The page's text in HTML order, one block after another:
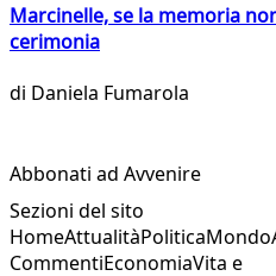
Marcinelle, se la memoria
cerimonia
di Daniela Fumarola
Abbonati ad Avvenire
Sezioni del sito
HomeAttualitàPoliticaMondo
CommentiEconomiaVita e